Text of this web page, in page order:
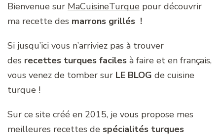
Bienvenue sur MaCuisineTurque pour découvrir
ma recette des marrons grillés !
Si jusqu’ici vous n’arriviez pas à trouver
des recettes turques faciles à faire et en français,
vous venez de tomber sur LE BLOG de cuisine
turque !
Sur ce site créé en 2015, je vous propose mes
meilleures recettes de spécialités turques